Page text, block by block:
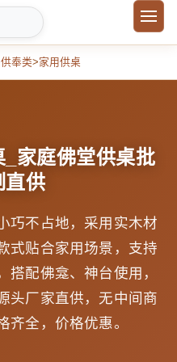
奉类>家用供桌
家庭佛堂供桌批
直供
巧不占地，采用实木材
式贴合家用场景，支持
搭配佛龛、神台使用，
头厂家直供，无中间商
齐全，价格优惠。